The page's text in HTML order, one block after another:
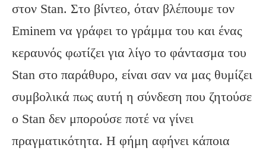
στον Stan. Στο βίντεο, όταν βλέπουμε τον
Eminem να γράφει το γράμμα του και ένας
κεραυνός φωτίζει για λίγο το φάντασμα του
Stan στο παράθυρο, είναι σαν να μας θυμίζει
συμβολικά πως αυτή η σύνδεση που ζητούσε
ο Stan δεν μπορούσε ποτέ να γίνει
πραγματικότητα. Η φήμη αφήνει κάποια